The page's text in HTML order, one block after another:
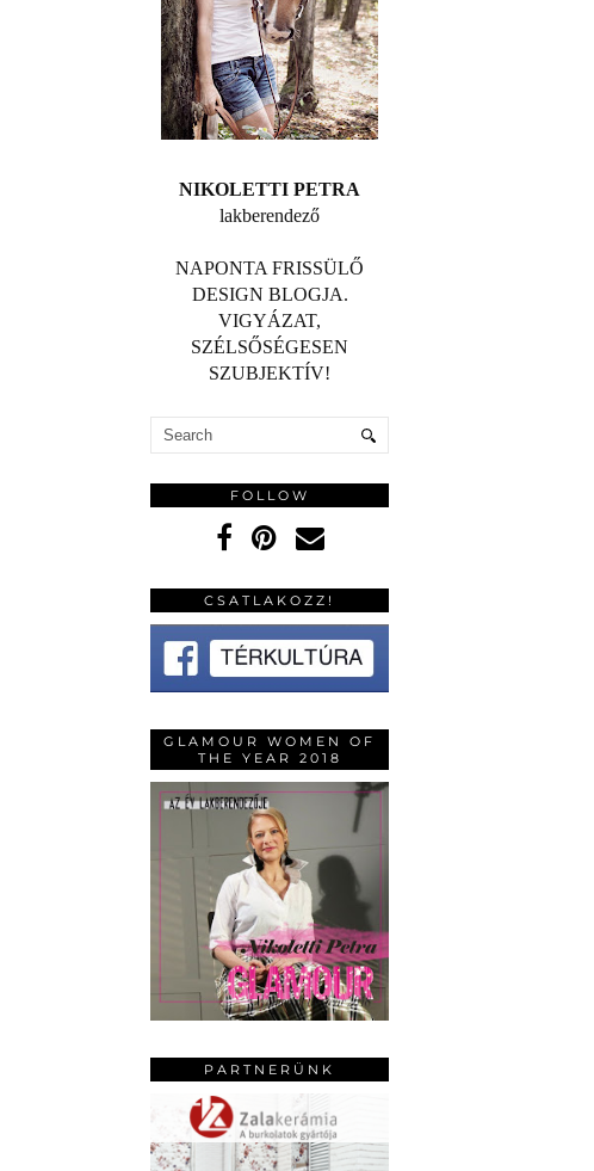
NIKOLETTI PETRA
lakberendező
NAPONTA FRISSÜLŐ
DESIGN BLOGJA.
VIGYÁZAT,
SZÉLSŐSÉGESEN
SZUBJEKTÍV!
FOLLOW
CSATLAKOZZ!
GLAMOUR WOMEN OF
THE YEAR 2018
PARTNERÜNK